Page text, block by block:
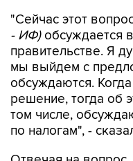
"Сейчас этот
- ИФ)обсуждается
правительстве. Я
мы выйдем с
обсуждаются.
решение, тогда об
том числе,
по налогам", -